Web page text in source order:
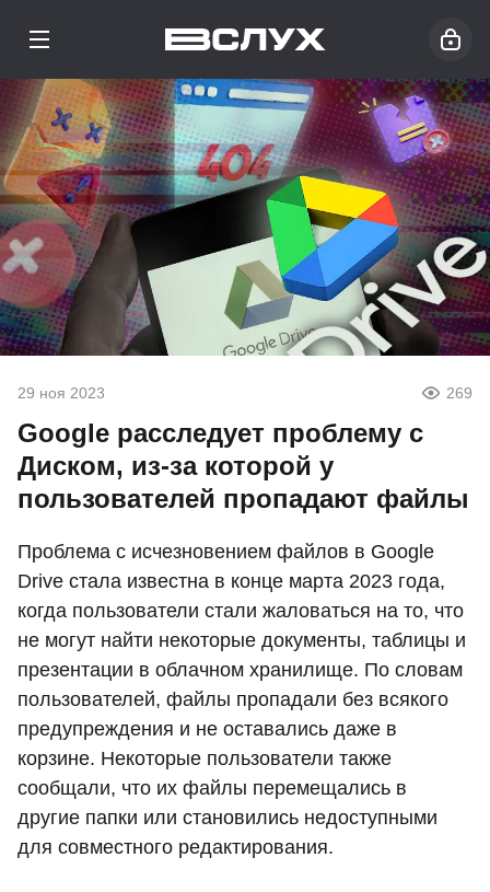
29 ноя 2023 269
Google расследует проблему с
Диском, из-за которой у
пользователей пропадают файлы
Проблема с исчезновением файлов в Google
Drive стала известна в конце марта 2023 года,
когда пользователи стали жаловаться на то, что
не могут найти некоторые документы, таблицы и
презентации в облачном хранилище. По словам
пользователей, файлы пропадали без всякого
предупреждения и не оставались даже в
корзине. Некоторые пользователи также
сообщали, что их файлы перемещались в
другие папки или становились недоступными
для совместного редактирования.